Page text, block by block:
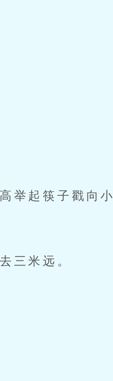
举起筷子戳向小
三米远。